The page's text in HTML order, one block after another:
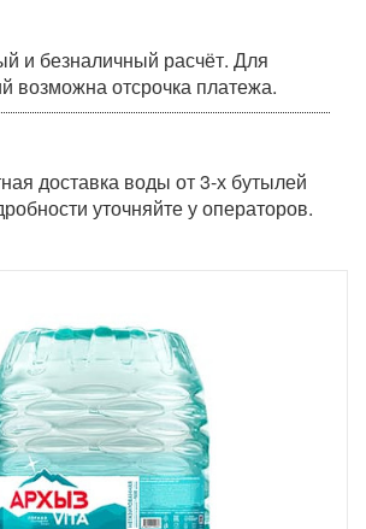
и безналичный расчёт. Для
возможна отсрочка платежа.
доставка воды от 3-х бутылей
уточняйте у операторов.